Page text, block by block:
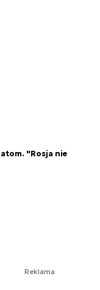
"Rosja nie
Reklama